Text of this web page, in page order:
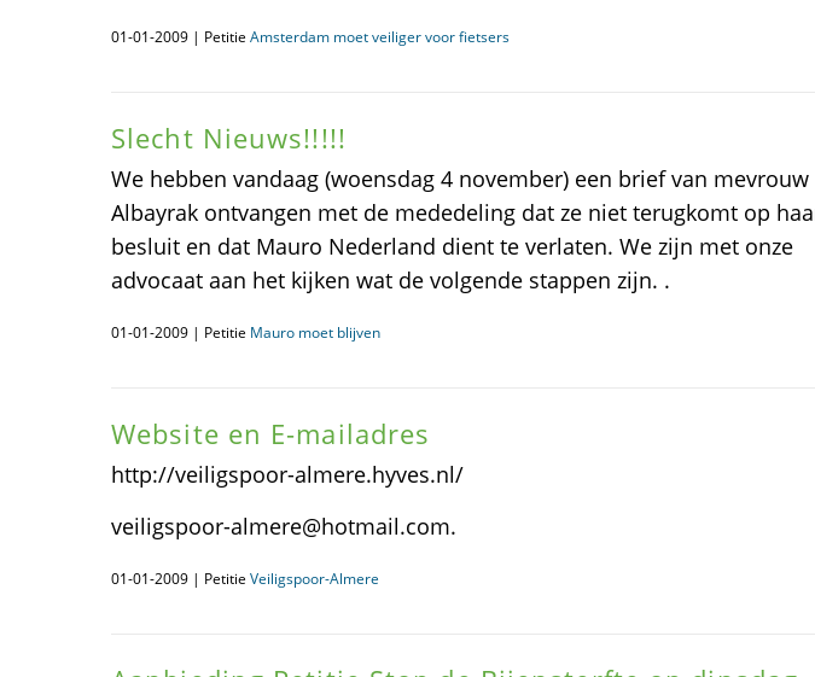
01-01-2009 | Petitie Amsterdam moet veiliger voor fietsers
Slecht Nieuws!!!!!
We hebben vandaag (woensdag 4 november) een brief van mevrouw
Albayrak ontvangen met de mededeling dat ze niet terugkomt op
besluit en dat Mauro Nederland dient te verlaten. We zijn met onze
advocaat aan het kijken wat de volgende stappen zijn. .
01-01-2009 | Petitie Mauro moet blijven
Website en E-mailadres
http://veiligspoor-almere.hyves.nl/
veiligspoor-almere@hotmail.com.
01-01-2009 | Petitie Veiligspoor-Almere